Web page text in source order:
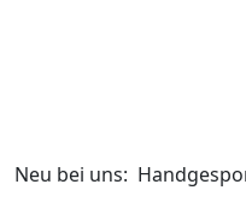
Neu bei uns: